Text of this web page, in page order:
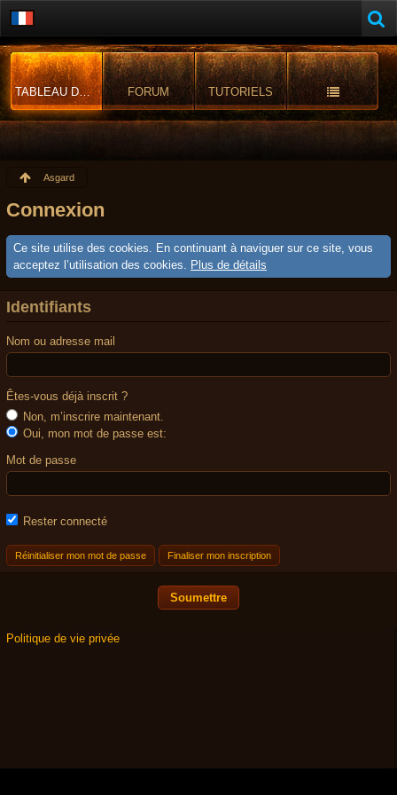
TABLEAU DE BORD FORUM TUTORIELS
Asgard
Connexion
Ce site utilise des cookies. En continuant à naviguer sur ce site, vous
acceptez l’utilisation des cookies. Plus de détails
Identifiants
Nom ou adresse mail
Êtes-vous déjà inscrit ?
Non, m’inscrire maintenant.
Oui, mon mot de passe est:
Mot de passe
Rester connecté
Réinitialiser mon mot de passe Finaliser mon inscription
Politique de vie privée